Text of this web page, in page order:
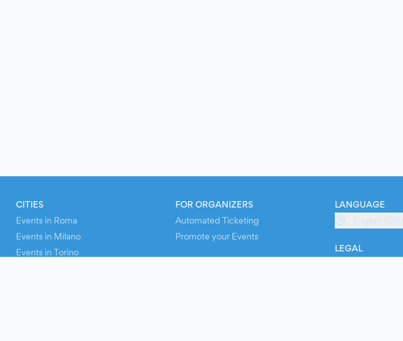
CITIES
Events in Roma
Events in Milano
Events in Torino
FOR ORGANIZERS
Automated Ticketing
Promote your Events
LANGUAGE
English (GB)
LEGAL